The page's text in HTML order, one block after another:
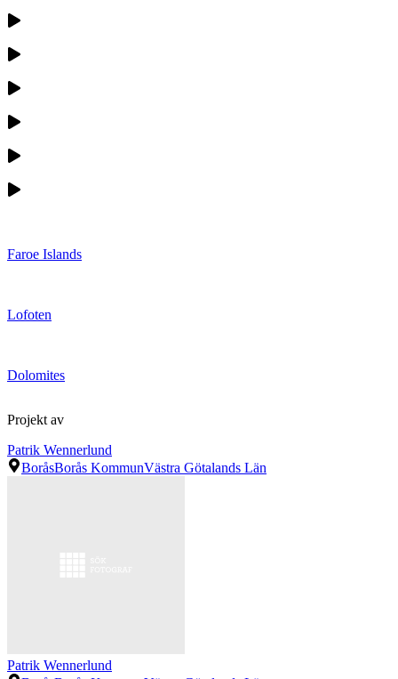
Faroe Islands
Lofoten
Dolomites
Projekt av
Patrik Wennerlund
BoråsBorås KommunVästra Götalands Län
Patrik Wennerlund